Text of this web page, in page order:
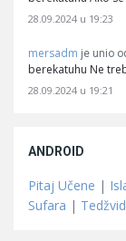
28.09.2024 u 19:23
mersadm je unio
berekatuhu Ne
28.09.2024 u 19:21
ANDROID
Pitaj Učene |
Sufara | Tedžvid